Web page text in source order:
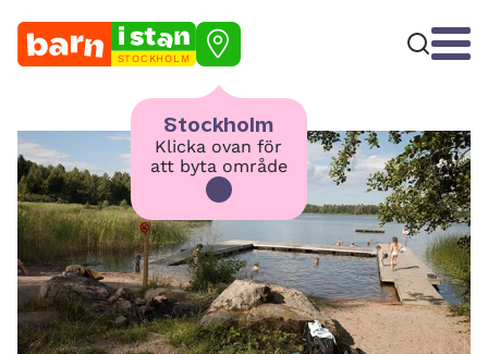
STOCKHOLM
Stockholm
Klicka ovan för
att byta område